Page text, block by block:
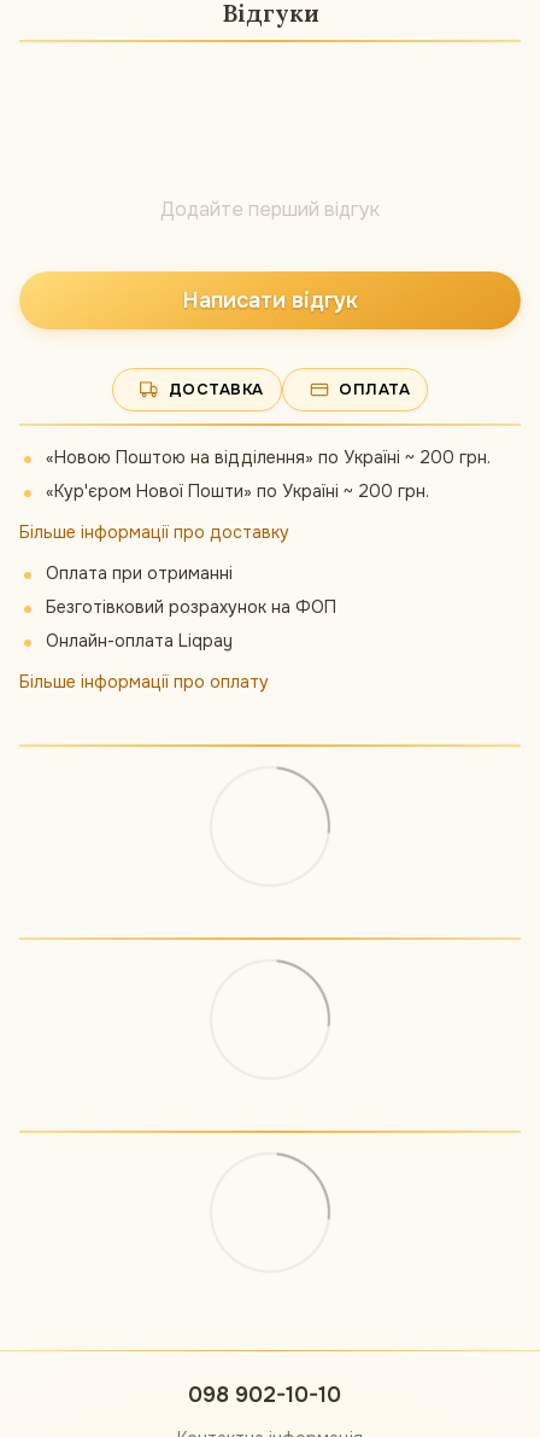
Відгуки
Додайте перший відгук
Написати відгук
ДОСТАВКА ОПЛАТА
«Новою Поштою на відділення» по Україні ~ 200 грн.
«Кур'єром Нової Пошти» по Україні ~ 200 грн.
Більше інформації про доставку
Оплата при отриманні
Безготівковий розрахунок на ФОП
Онлайн-оплата Liqpay
Більше інформації про оплату
098 902-10-10